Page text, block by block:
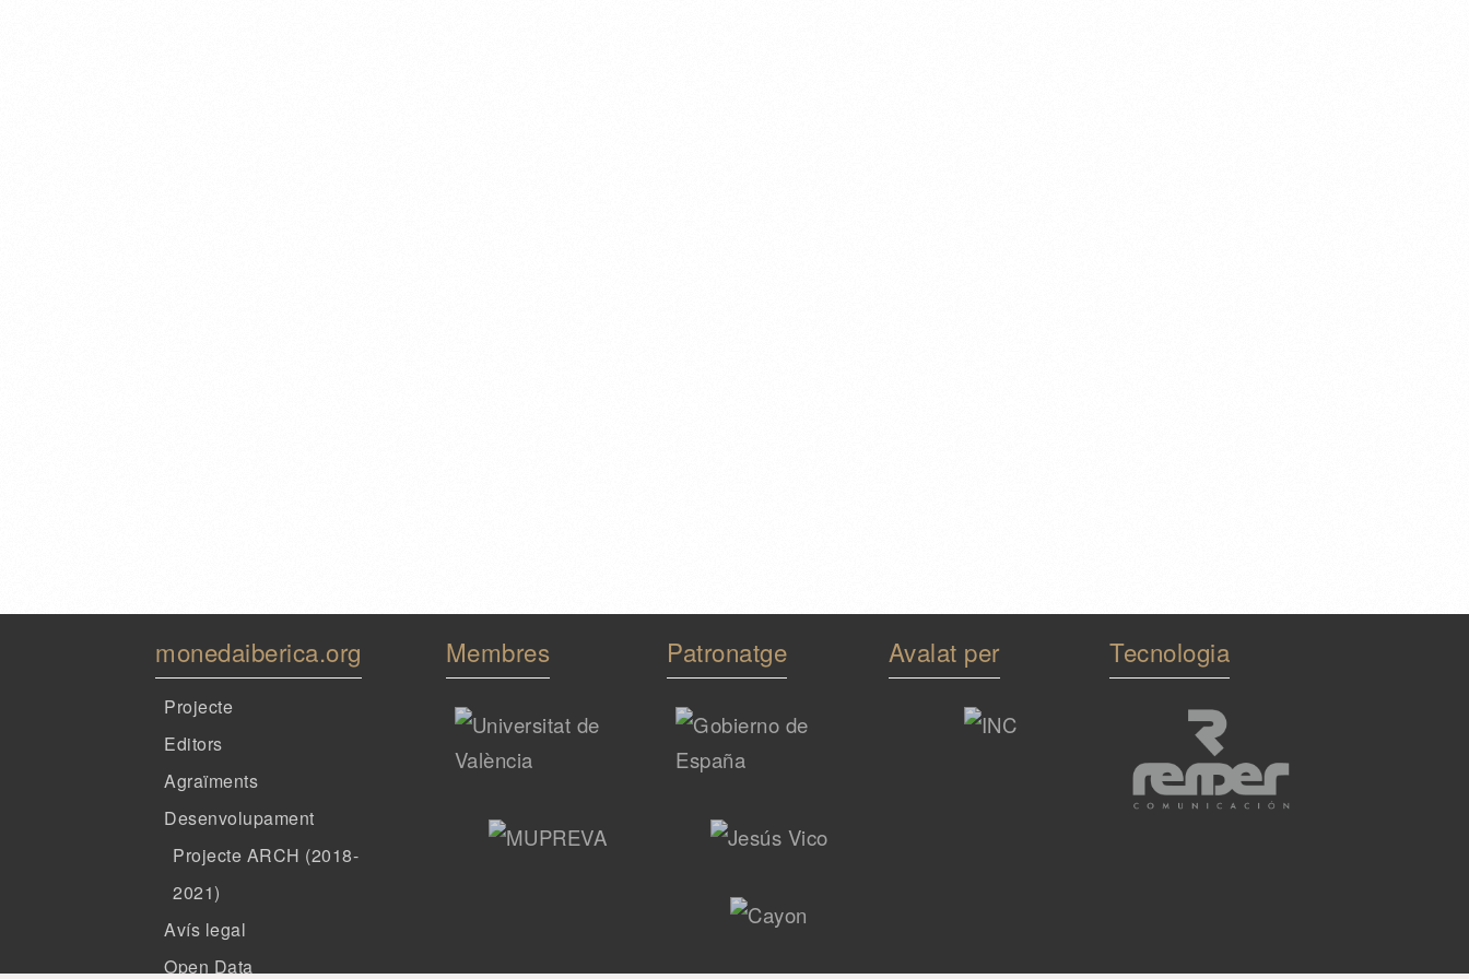
monedaiberica.org
Projecte
Editors
Agraïments
Desenvolupament
Projecte ARCH (2018-
2021)
Avís legal
Open Data
Membres Patronatge Avalat per Tecnologia